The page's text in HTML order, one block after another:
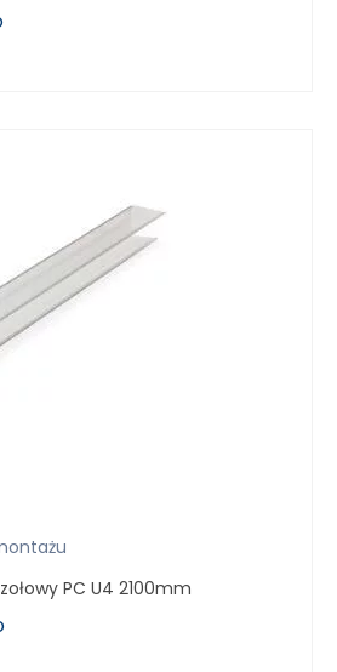
PC U4 2100mm